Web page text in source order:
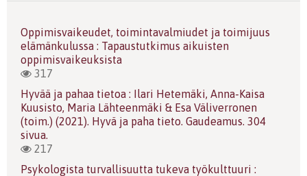
Oppimisvaikeudet, toimintavalmiudet ja toimijuus
elämänkulussa : Tapaustutkimus aikuisten
oppimisvaikeuksista
317
Hyvää ja pahaa tietoa : Ilari Hetemäki, Anna-Kaisa
Kuusisto, Maria Lähteenmäki & Esa Väliverronen
(toim.) (2021). Hyvä ja paha tieto. Gaudeamus. 304
sivua.
217
Psykologista turvallisuutta tukeva työkulttuuri :